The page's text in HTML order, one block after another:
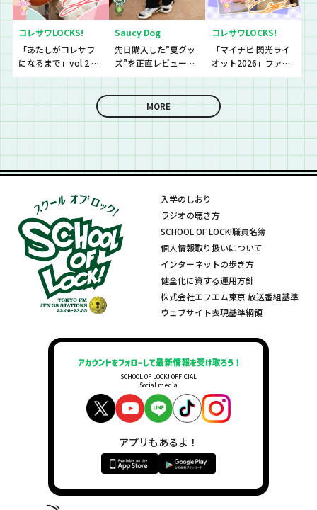
コレサワLOCKS!
「あたしがコレサワ
になるまで」vol.2 開
催！！
Saucy Dog
先日購入した”夏グッ
ズ”を正直レビューし
ていきました！
コレサワLOCKS!
「マイナビ 閃光ライ
オット2026」ファイ
ナリストたちの音源
を聴いていきます！
MORE
入学のしおり
ラジオの聴き方
SCHOOL OF LOCK!職員名簿
個人情報取り扱いについて
インターネットの歩き方
健全化に資する運用方針
株式会社エフエム東京 放送番組基準
ウェブサイト表現基準綱領
SCHOOL OF LOCK! OFFICIAL
Social media
アプリもあるよ！